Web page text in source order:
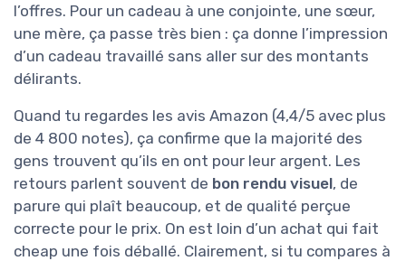
l’offres. Pour un cadeau à une conjointe, une sœur,
une mère, ça passe très bien : ça donne l’impression
d’un cadeau travaillé sans aller sur des montants
délirants.
Quand tu regardes les avis Amazon (4,4/5 avec plus
de 4 800 notes), ça confirme que la majorité des
gens trouvent qu’ils en ont pour leur argent. Les
retours parlent souvent de bon rendu visuel, de
parure qui plaît beaucoup, et de qualité perçue
correcte pour le prix. On est loin d’un achat qui fait
cheap une fois déballé. Clairement, si tu compares à